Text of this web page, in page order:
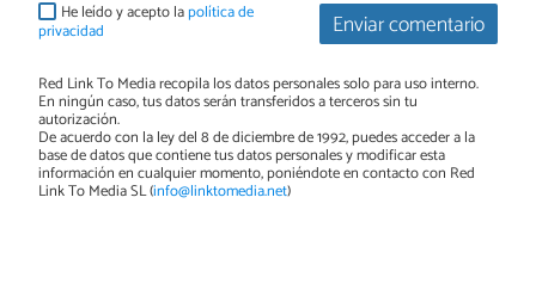
Enviar comentario
He leído y acepto lapolítica de
privacidad
Red Link To Media recopila los datos personales solo para uso interno.
En ningún caso, tus datos serán transferidos a terceros sin tu
autorización.
De acuerdo con la ley del 8 de diciembre de 1992, puedes acceder a la
base de datos que contiene tus datos personales y modificar esta
información en cualquier momento, poniéndote en contacto con Red
Link To Media SL (info@linktomedia.net)